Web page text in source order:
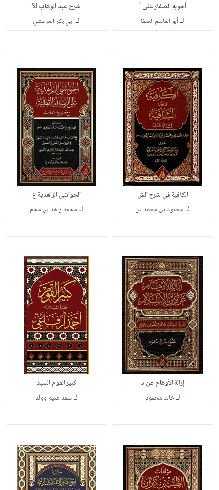
أجوبة الصفار على أ
لـأبو القاسم الصفا
شرح عبد الوهاب الآ
لـأبي بكر المرعشي
الكافية في شرح الش
لـ محمود بن محمد بن
الحواشي الزاهدية ع
لـ محمد زاهد بن محم
إزالة الأوهام عن د
لـخالد محمود
كبير القوم السيد
لـسعد غنيم وولد